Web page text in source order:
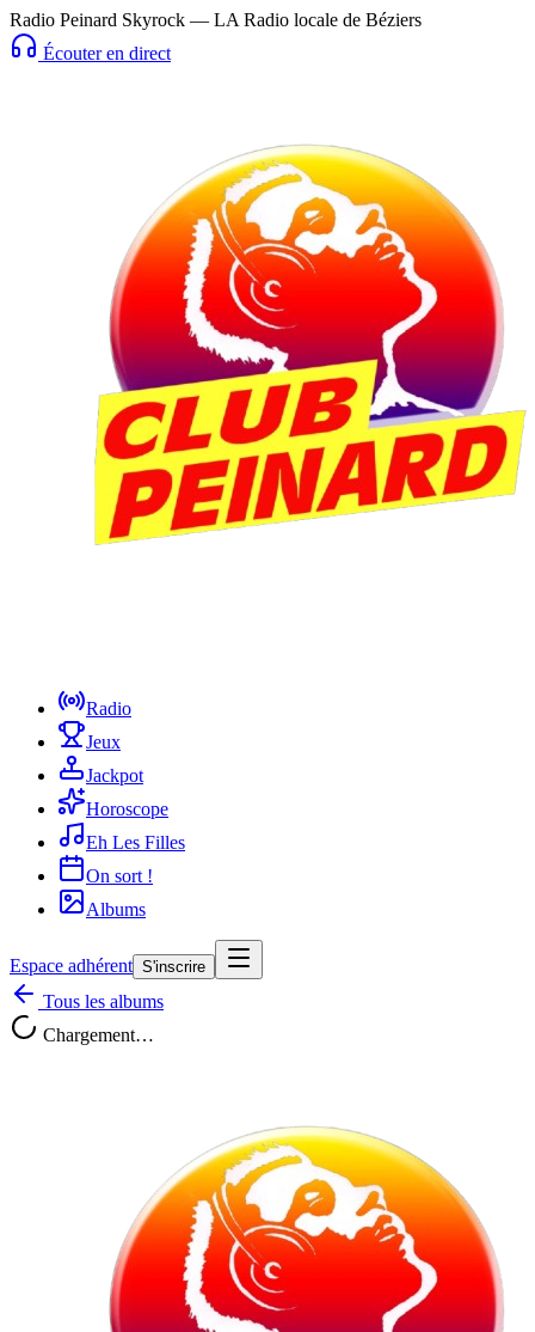
Radio Peinard Skyrock — LA Radio locale de Béziers
Écouter en direct
Radio
Jeux
Jackpot
Horoscope
Eh Les Filles
On sort !
Albums
Espace adhérent S'inscrire
Tous les albums
Chargement…